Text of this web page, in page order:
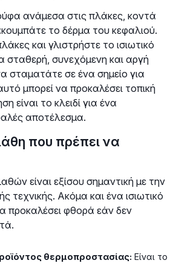
ανάμεσα στις πλάκες, κοντά
το δέρμα του κεφαλιού.
και γλιστρήστε το ισιωτικό
σταθερή, συνεχόμενη και αργή
σταματάτε σε ένα σημείο για
μπορεί να προκαλέσει τοπική
είναι το κλειδί για ένα
αποτέλεσμα.
που πρέπει να
είναι εξίσου σημαντική με την
τεχνικής. Ακόμα και ένα ισιωτικό
προκαλέσει φθορά εάν δεν
θερμοπροστασίας: Είναι το